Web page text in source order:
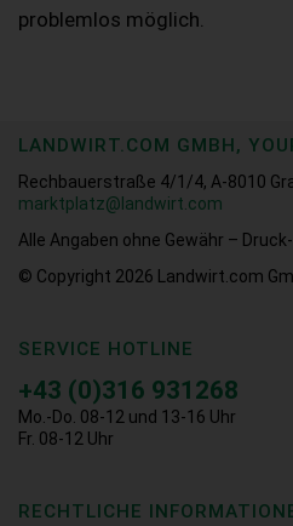
problemlos möglich.
LANDWIRT.COM GMBH,
Rechbauerstraße 4/1/4, A-8010
marktplatz@landwirt.com
Alle Angaben ohne Gewähr –
© Copyright 2026
Landwirt.com
SERVICE HOTLINE
+43 (0)316 931268
Mo.-Do. 08-12 und 13-16 Uhr
Fr. 08-12 Uhr
RECHTLICHE